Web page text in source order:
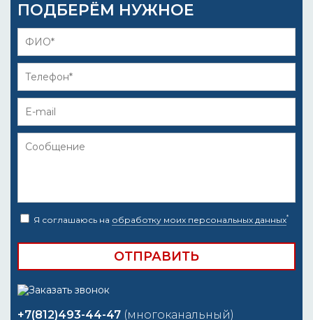
ПОДБЕРЁМ НУЖНОЕ
Я соглашаюсь на обработку моих персональных данных*
+7(812)493-44-47 (многоканальный)